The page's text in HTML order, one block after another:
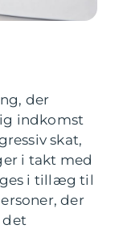
der
indkomst
skat,
i takt med
i tillæg til
der
det